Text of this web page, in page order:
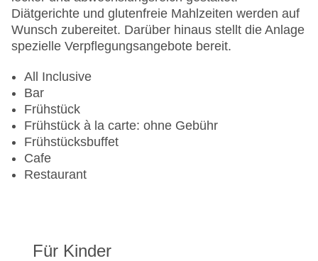
Diätgerichte und glutenfreie Mahlzeiten werden auf
Wunsch zubereitet. Darüber hinaus stellt die Anlage
spezielle Verpflegungsangebote bereit.
All Inclusive
Bar
Frühstück
Frühstück à la carte: ohne Gebühr
Frühstücksbuffet
Cafe
Restaurant
Für Kinder